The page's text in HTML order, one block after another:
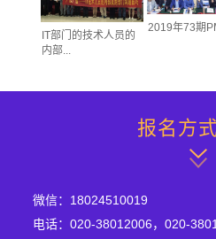
IT部门的技术人员的
内部...
2019年73期
报名方
微信：18024510019
电话：020-38012006，020-